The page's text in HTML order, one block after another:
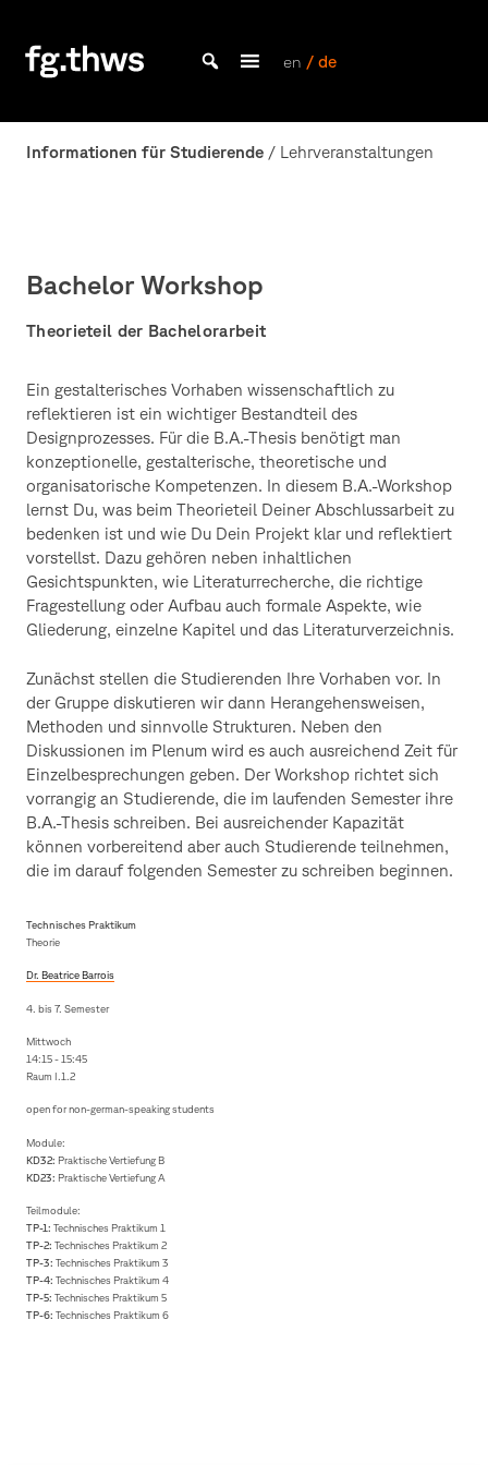
content
Gestaltung
Würzburg
en / de
Informationen für Studierende / Lehrveranstaltungen
Bachelor Workshop
Theorieteil der Bachelorarbeit
Ein gestalterisches Vorhaben wissenschaftlich zu
reflektieren ist ein wichtiger Bestandteil des
Designprozesses. Für die B.A.-Thesis benötigt man
konzeptionelle, gestalterische, theoretische und
organisatorische Kompetenzen. In diesem B.A.-Workshop
lernst Du, was beim Theorieteil Deiner Abschlussarbeit zu
bedenken ist und wie Du Dein Projekt klar und reflektiert
vorstellst. Dazu gehören neben inhaltlichen
Gesichtspunkten, wie Literaturrecherche, die richtige
Fragestellung oder Aufbau auch formale Aspekte, wie
Gliederung, einzelne Kapitel und das Literaturverzeichnis.
Zunächst stellen die Studierenden Ihre Vorhaben vor. In
der Gruppe diskutieren wir dann Herangehensweisen,
Methoden und sinnvolle Strukturen. Neben den
Diskussionen im Plenum wird es auch ausreichend Zeit für
Einzelbesprechungen geben. Der Workshop richtet sich
vorrangig an Studierende, die im laufenden Semester ihre
B.A.-Thesis schreiben. Bei ausreichender Kapazität
können vorbereitend aber auch Studierende teilnehmen,
die im darauf folgenden Semester zu schreiben beginnen.
Technisches Praktikum
Theorie
Dr. Beatrice Barrois
4. bis 7. Semester
Mittwoch
14:15 - 15:45
Raum I.1.2
open for non-german-speaking students
Module:
KD32: Praktische Vertiefung B
KD23: Praktische Vertiefung A
Teilmodule:
TP-1: Technisches Praktikum 1
TP-2: Technisches Praktikum 2
TP-3: Technisches Praktikum 3
TP-4: Technisches Praktikum 4
TP-5: Technisches Praktikum 5
TP-6: Technisches Praktikum 6